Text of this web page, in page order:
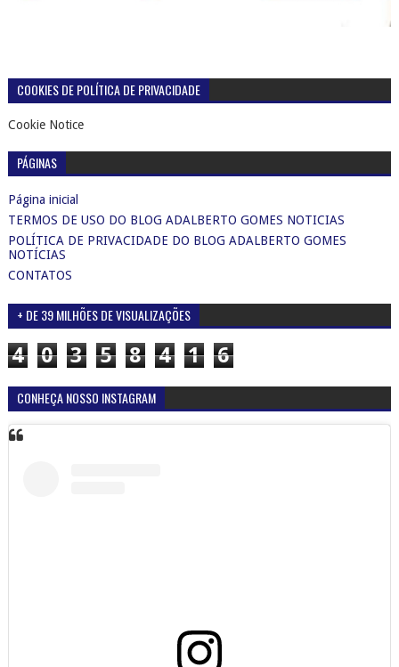
COOKIES DE POLÍTICA DE PRIVACIDADE
Cookie Notice
PÁGINAS
Página inicial
TERMOS DE USO DO BLOG ADALBERTO GOMES NOTICIAS
POLÍTICA DE PRIVACIDADE DO BLOG ADALBERTO GOMES
NOTÍCIAS
CONTATOS
+ DE 39 MILHÕES DE VISUALIZAÇÕES
4 0 3 5 8 4 1 6
CONHEÇA NOSSO INSTAGRAM